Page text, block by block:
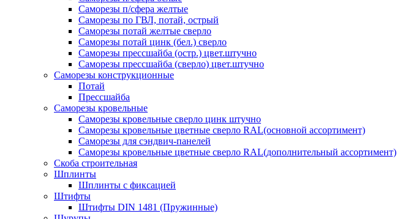
Саморезы п/сфера желтые
Саморезы по ГВЛ, потай, острый
Саморезы потай желтые сверло
Саморезы потай цинк (бел.) сверло
Саморезы прессшайба (остр.) цвет.штучно
Саморезы прессшайба (сверло) цвет.штучно
Саморезы конструкционные
Потай
Прессшайба
Саморезы кровельные
Саморезы кровельные сверло цинк штучно
Саморезы кровельные цветные сверло RAL(основной ассортимент)
Саморезы для сэндвич-панелей
Саморезы кровельные цветные сверло RAL(дополнительный ассортимент)
Скоба строительная
Шплинты
Шплинты с фиксацией
Штифты
Штифты DIN 1481 (Пружинные)